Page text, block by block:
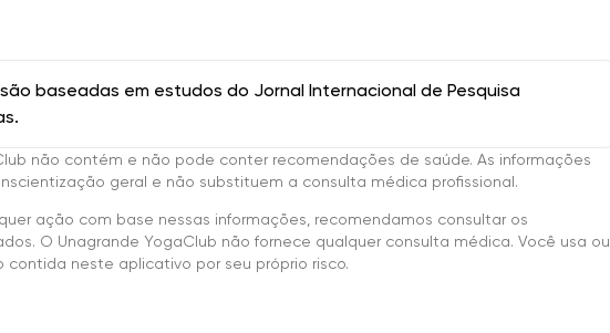
baseadas em estudos do Jornal Internacional de Pesquisa
não contém e não pode conter recomendações de saúde. As informações
geral e não substituem a consulta médica profissional.
ação com base nessas informações, recomendamos consultar os
O Unagrande YogaClub não fornece qualquer consulta médica. Você usa ou
contida neste aplicativo por seu próprio risco.